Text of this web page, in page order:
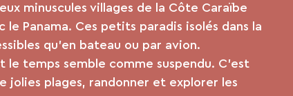
minuscules villages de la Côte Caraïbe
Panama. Ces petits paradis isolés dans la
qu’en bateau ou par avion.
le temps semble comme suspendu. C’est
jolies plages, randonner et explorer les